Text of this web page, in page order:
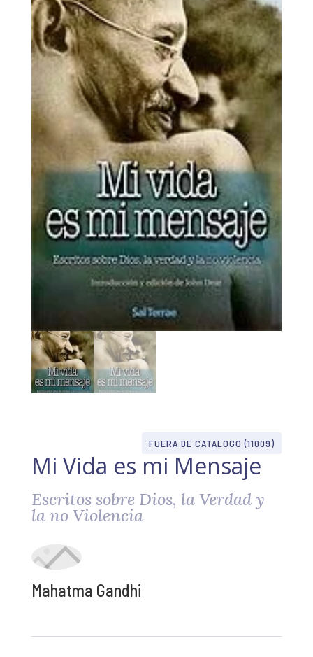
FUERA DE CATALOGO (11009)
Mi Vida es mi Mensaje
Escritos sobre Dios, la Verdad y
la no Violencia
Mahatma Gandhi